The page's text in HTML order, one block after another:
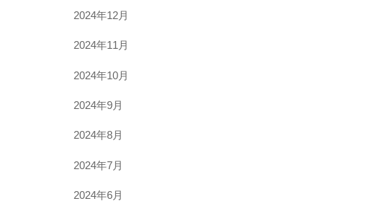
2024年12月
2024年11月
2024年10月
2024年9月
2024年8月
2024年7月
2024年6月